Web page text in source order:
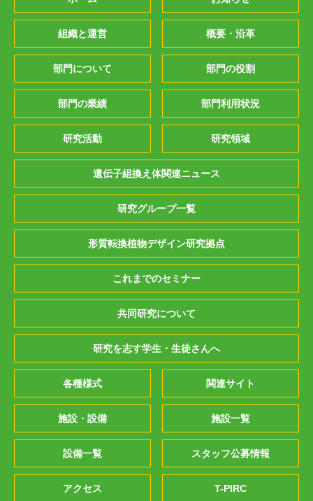
組織と運営 概要・沿革
部門について 部門の役割
部門の業績 部門利用状況
研究活動 研究領域
遺伝子組換え体関連ニュース
研究グループ一覧
形質転換植物デザイン研究拠点
これまでのセミナー
共同研究について
研究を志す学生・生徒さんへ
各種様式 関連サイト
施設・設備 施設一覧
設備一覧 スタッフ公募情報
アクセス T-PIRC